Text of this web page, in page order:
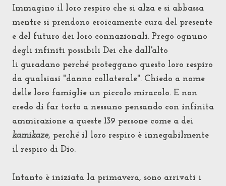
Immagino il loro respiro che si alza e si abbassa
mentre si prendono eroicamente cura del presente
e del futuro dei loro connazionali. Prego ognuno
degli infiniti possibili Dei che dall'alto
li guradano perché proteggano questo loro respiro
da qualsiasi "danno collaterale". Chiedo a nome
delle loro famiglie un piccolo miracolo. E non
credo di far torto a nessuno pensando con infinita
ammirazione a queste 139 persone come a dei
kamikaze, perché il loro respiro è innegabilmente
il respiro di Dio.
Intanto è iniziata la primavera, sono arrivati i